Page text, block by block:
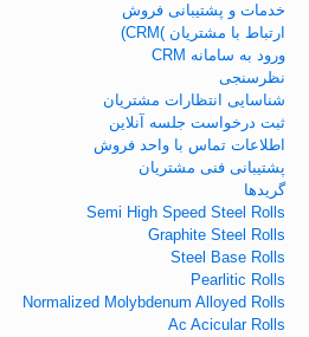
خدمات و پشتیبانی فروش
ارتباط با مشتریان )CRM)
ورود به سامانه CRM
نظرسنجی
شناسایی انتظارات مشتریان
ثبت درخواست جلسه آنلاین
اطلاعات تماس با واحد فروش
پشتیبانی فنی مشتریان
گریدها
Semi High Speed Steel Rolls
Graphite Steel Rolls
Steel Base Rolls
Pearlitic Rolls
Normalized Molybdenum Alloyed Rolls
Ac Acicular Rolls